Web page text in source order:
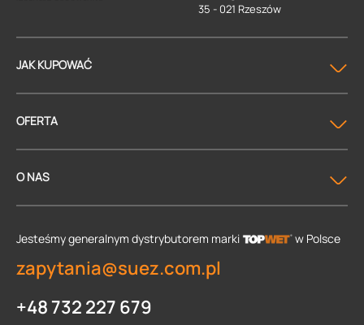
35 - 021 Rzeszów
JAK KUPOWAĆ
OFERTA
O NAS
Jesteśmy generalnym dystrybutorem marki w Polsce
zapytania@suez.com.pl
+48 732 227 679